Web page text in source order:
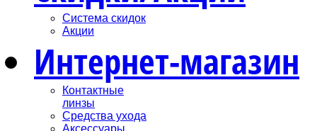
Система скидок
Акции
Интернет-магазин
Контактные
линзы
Средства ухода
Аксессуары